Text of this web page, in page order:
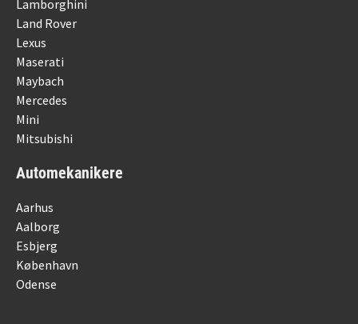
Lamborghini
Land Rover
Lexus
Maserati
Maybach
Mercedes
Mini
Mitsubishi
Automekanikere
Aarhus
Aalborg
Esbjerg
København
Odense